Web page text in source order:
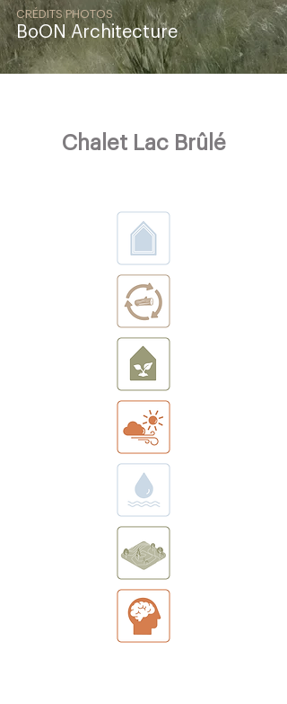
CRÉDITS PHOTOS
BoON Architecture
Chalet Lac Brûlé